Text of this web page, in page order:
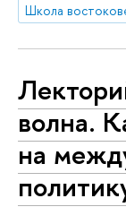
Школа
волна.
на